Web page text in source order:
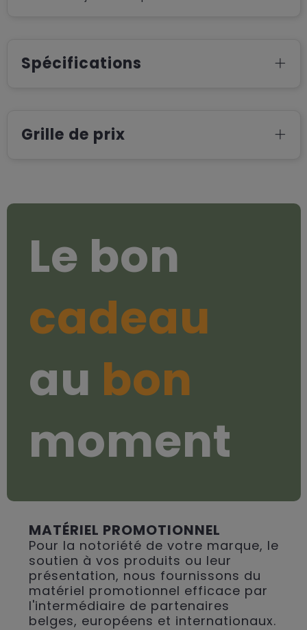
Spécifications
Grille de prix
Le bon
cadeau
au bon
moment
MATÉRIEL PROMOTIONNEL
Pour la notoriété de votre marque, le
soutien à vos produits ou leur
présentation, nous fournissons du
matériel promotionnel efficace par
l'intermédiaire de partenaires
belges, européens et internationaux.